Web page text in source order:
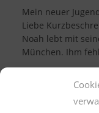
Mein neuer
Liebe
Noah lebt mit
München. Ihm
Noah’s
Wunsch
Nach